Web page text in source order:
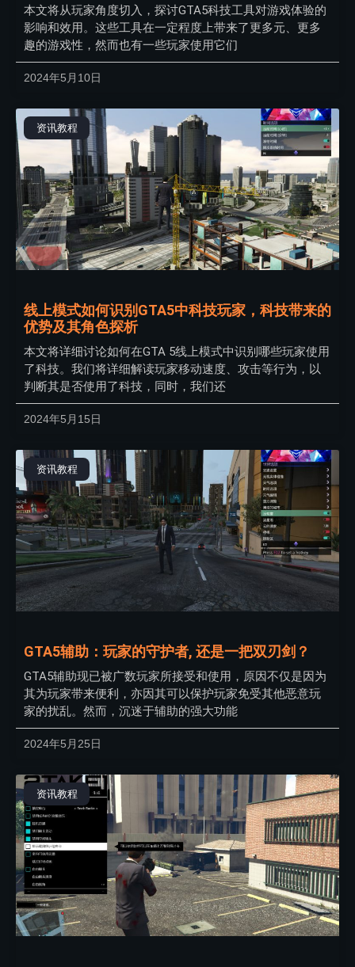
本文将从玩家角度切入，探讨GTA5科技工具对游戏体验的
影响和效用。这些工具在一定程度上带来了更多元、更多
趣的游戏性，然而也有一些玩家使用它们
2024年5月10日
资讯教程
线上模式如何识别GTA5中科技玩家，科技带来的
优势及其角色探析
本文将详细讨论如何在GTA 5线上模式中识别哪些玩家使用
了科技。我们将详细解读玩家移动速度、攻击等行为，以
判断其是否使用了科技，同时，我们还
2024年5月15日
资讯教程
GTA5辅助：玩家的守护者, 还是一把双刃剑？
GTA5辅助现已被广数玩家所接受和使用，原因不仅是因为
其为玩家带来便利，亦因其可以保护玩家免受其他恶意玩
家的扰乱。然而，沉迷于辅助的强大功能
2024年5月25日
资讯教程